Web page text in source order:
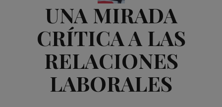
UNA MIRADA
CRÍTICA A LAS
RELACIONES
LABORALES